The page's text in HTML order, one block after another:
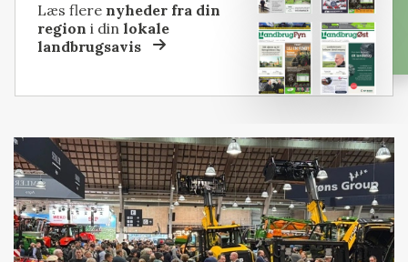
Læs flere nyheder fra din
region i dinlokale
landbrugsavis